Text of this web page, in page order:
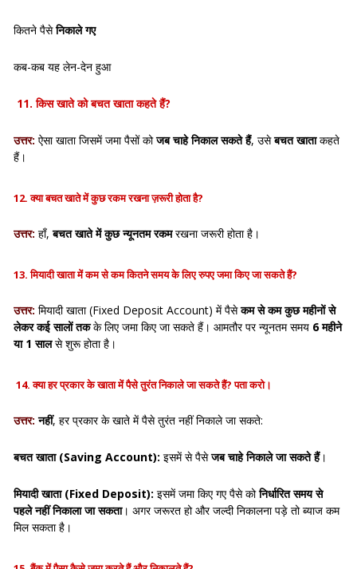
कितने पैसेनिकाले गए
कब-कब यह लेन-देन हुआ
11. किस खाते को बचत खाता कहते हैं?
उत्तर: ऐसा खाता जिसमें जमा पैसों कोजब चाहे निकाल सकते हैं, उसेबचत खाताकहते
हैं।
12. क्या बचत खाते में कुछ रकम रखना ज़रूरी होता है?
उत्तर: हाँ,बचत खाते में कुछ न्यूनतम रकमरखना जरूरी होता है।
13. मियादी खाता में कम से कम कितने समय के लिए रुपए जमा किए जा सकते हैं?
उत्तर: मियादी खाता (Fixed Deposit Account) में पैसेकम से कम कुछ महीनों से
लेकर कई सालों तकके लिए जमा किए जा सकते हैं। आमतौर पर न्यूनतम समय 6 महीने
या 1 सालसे शुरू होता है।
14. क्या हर प्रकार के खाता में पैसे तुरंत निकाले जा सकते हैं? पता करो।
उत्तर:नहीं, हर प्रकार के खाते में पैसे तुरंत नहीं निकाले जा सकते:
बचत खाता (Saving Account): इसमें से पैसेजब चाहे निकाले जा सकते हैं।
मियादी खाता (Fixed Deposit): इसमें जमा किए गए पैसे कोनिर्धारित समय से
पहले नहीं निकाला जा सकता। अगर जरूरत हो और जल्दी निकालना पड़े तो ब्याज कम
मिल सकता है।